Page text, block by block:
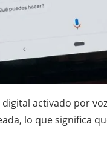
activado por
lo que significa